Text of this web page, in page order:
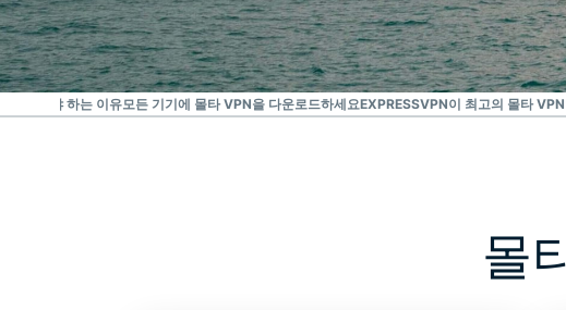
가장 신뢰받는 VPN
최고의 몰타 VPN
사용해야 하는 이유모든 기기에 몰타 VPN을 다운로드하세요EXPRESSVPN이 최고의 몰타
몰